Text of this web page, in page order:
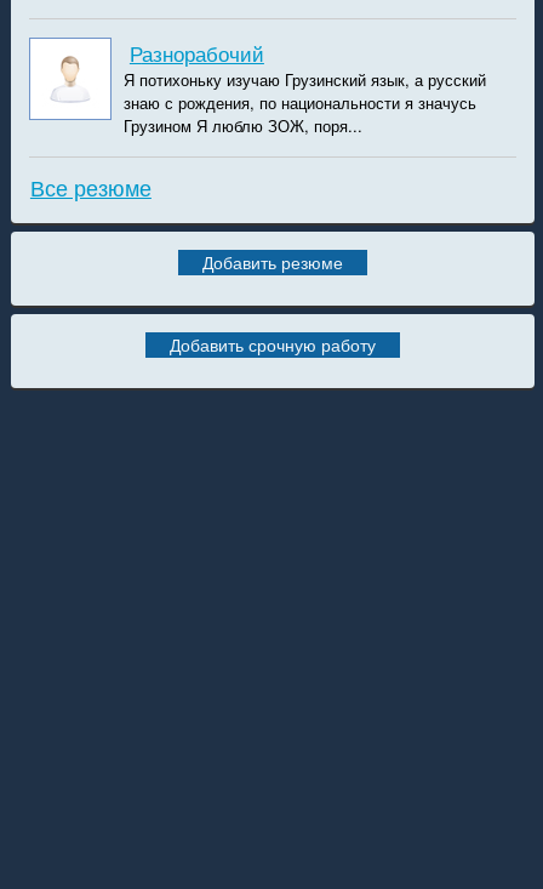
Разнорабочий
Я потихоньку изучаю Грузинский язык, а русский
знаю с рождения, по национальности я значусь
Грузином Я люблю ЗОЖ, поря...
Все резюме
Добавить резюме
Добавить срочную работу